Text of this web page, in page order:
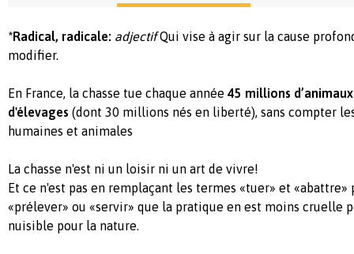
*Radical, radicale: adjectifQui vise à agir sur la cause
modifier.
En France, la chasse tue chaque année 45 millions
d'élevages (dont 30 millions nés en liberté), sans compter
humaines et animales
La chasse n'est ni un loisir ni un art de vivre!
Et ce n'est pas en remplaçant les termes «tuer» et «abattre»
«prélever» ou «servir» que la pratique en est moins cruelle
nuisible pour la nature.